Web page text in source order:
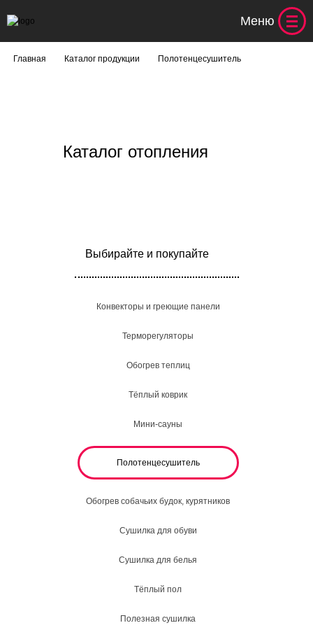
Меню
Главная Каталог продукции Полотенцесушитель
Каталог отопления
Выбирайте и покупайте
Конвекторы и греющие панели
Терморегуляторы
Обогрев теплиц
Тёплый коврик
Мини-сауны
Полотенцесушитель
Обогрев собачьих будок, курятников
Сушилка для обуви
Сушилка для белья
Тёплый пол
Полезная сушилка